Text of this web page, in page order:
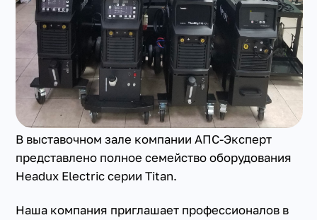
В выставочном зале компании АПС-Эксперт
представлено полное семейство оборудования
Headux Electric серии Titan.
Наша компания приглашает профессионалов в